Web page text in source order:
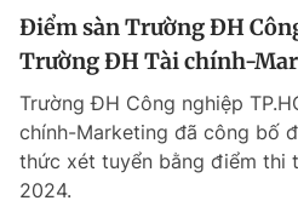
Điểm sàn Trường ĐH
Trường ĐH Tài chính-
Trường ĐH Công nghiệp
chính-Marketing đã công bố
thức xét tuyển bằng điểm thi
2024.